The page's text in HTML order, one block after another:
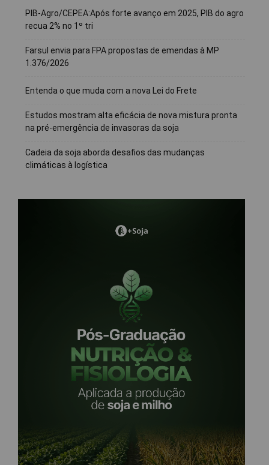
PIB-Agro/CEPEA:Após forte avanço em 2025, PIB do agro
recua 2% no 1º tri
Farsul envia para FPA propostas de emendas à MP
1.376/2026
Entenda o que muda com a nova Lei do Frete
Estudos mostram alta eficácia de nova mistura pronta
na pré-emergência de invasoras da soja
Cadeia da soja aborda desafios das mudanças
climáticas à logística